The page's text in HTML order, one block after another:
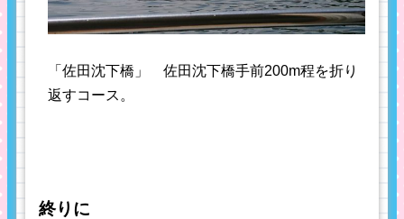
「佐田沈下橋」 佐田沈下橋手前200m程を折り
返すコース。
終りに